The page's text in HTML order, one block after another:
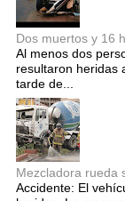
Dos muertos y 16
Al menos dos
resultaron heridas
tarde de...
Mezcladora rueda
Accidente: El